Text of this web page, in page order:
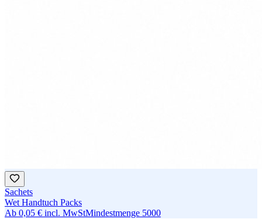
Sachets
Wet Handtuch Packs
Ab 0,05 € incl. MwStMindestmenge 5000